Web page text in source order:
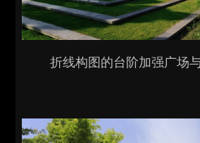
折线构图的台阶加强广场